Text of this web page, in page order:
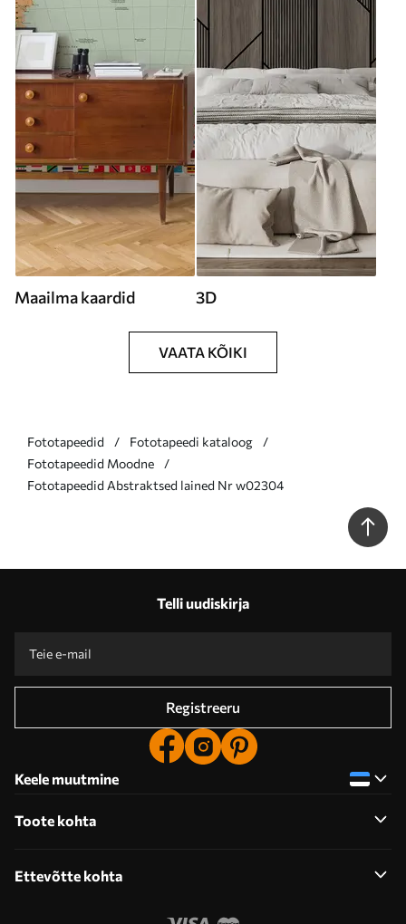
Maailma kaardid 3D
VAATA KÕIKI
Fototapeedid
Fototapeedi kataloog
Fototapeedid Moodne
Fototapeedid Abstraktsed lained Nr w02304
Telli uudiskirja
Registreeru
Keele muutmine
Toote kohta
Ettevõtte kohta